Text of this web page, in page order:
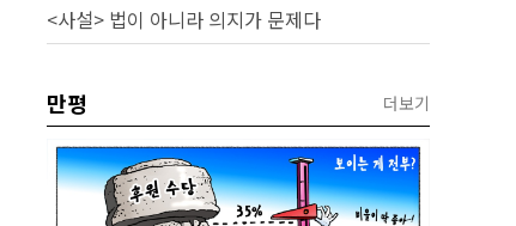
<사설> 법이 아니라 의지가 문제다
만평 더보기